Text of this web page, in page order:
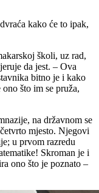
kako će to ipak,
školi, uz rad,
da jest. – Ova
bitno je i kako
što im se pruža,
na državnom se
mjesto. Njegovi
u prvom razredu
Skroman je i
ono što je poznato –